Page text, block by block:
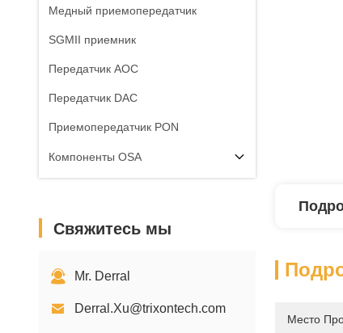
Медный приемопередатчик
SGMII приемник
Передатчик AOC
Передатчик DAC
Приемопередатчик PON
Компоненты OSA
Свяжитесь мы
Mr. Derral
Derral.Xu@trixontech.com
Место